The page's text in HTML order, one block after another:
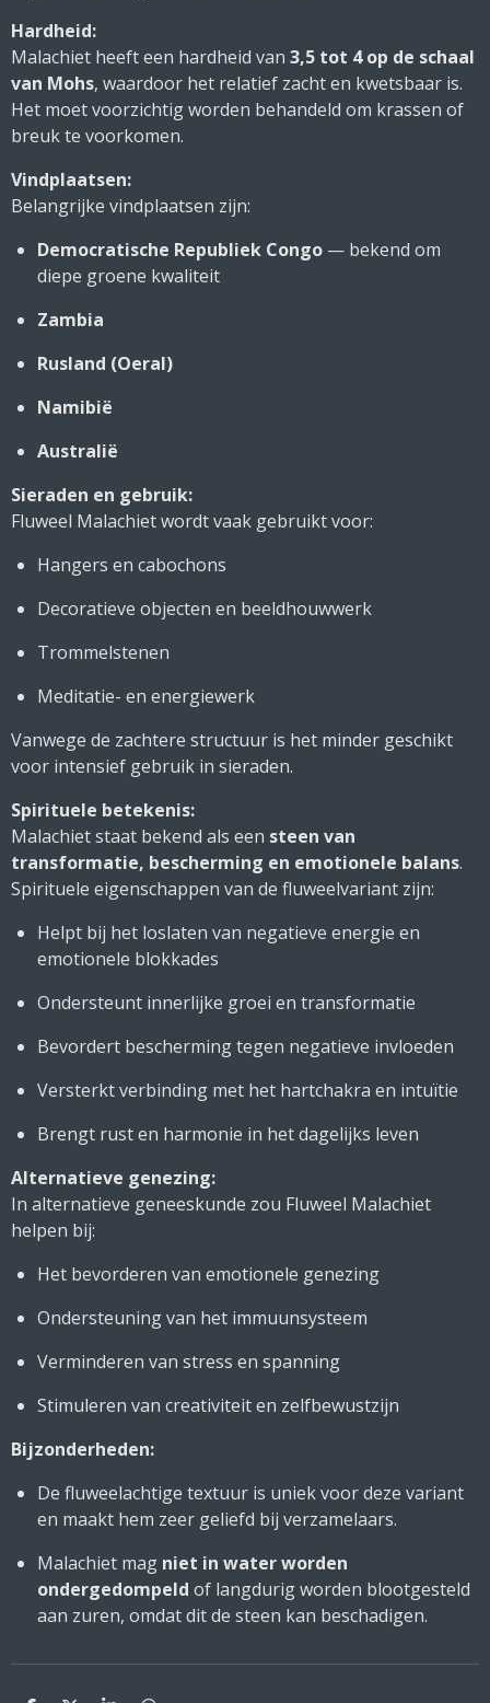
Hardheid:
Malachiet heeft een hardheid van 3,5 tot 4 op de schaal
van Mohs, waardoor het relatief zacht en kwetsbaar is.
Het moet voorzichtig worden behandeld om krassen of
breuk te voorkomen.
Vindplaatsen:
Belangrijke vindplaatsen zijn:
Democratische Republiek Congo — bekend om
diepe groene kwaliteit
Zambia
Rusland (Oeral)
Namibië
Australië
Sieraden en gebruik:
Fluweel Malachiet wordt vaak gebruikt voor:
Hangers en cabochons
Decoratieve objecten en beeldhouwwerk
Trommelstenen
Meditatie- en energiewerk
Vanwege de zachtere structuur is het minder geschikt
voor intensief gebruik in sieraden.
Spirituele betekenis:
Malachiet staat bekend als een steen van
transformatie, bescherming en emotionele balans.
Spirituele eigenschappen van de fluweelvariant zijn:
Helpt bij het loslaten van negatieve energie en
emotionele blokkades
Ondersteunt innerlijke groei en transformatie
Bevordert bescherming tegen negatieve invloeden
Versterkt verbinding met het hartchakra en intuïtie
Brengt rust en harmonie in het dagelijks leven
Alternatieve genezing:
In alternatieve geneeskunde zou Fluweel Malachiet
helpen bij:
Het bevorderen van emotionele genezing
Ondersteuning van het immuunsysteem
Verminderen van stress en spanning
Stimuleren van creativiteit en zelfbewustzijn
Bijzonderheden:
De fluweelachtige textuur is uniek voor deze variant
en maakt hem zeer geliefd bij verzamelaars.
Malachiet mag niet in water worden
ondergedompeld of langdurig worden blootgesteld
aan zuren, omdat dit de steen kan beschadigen.